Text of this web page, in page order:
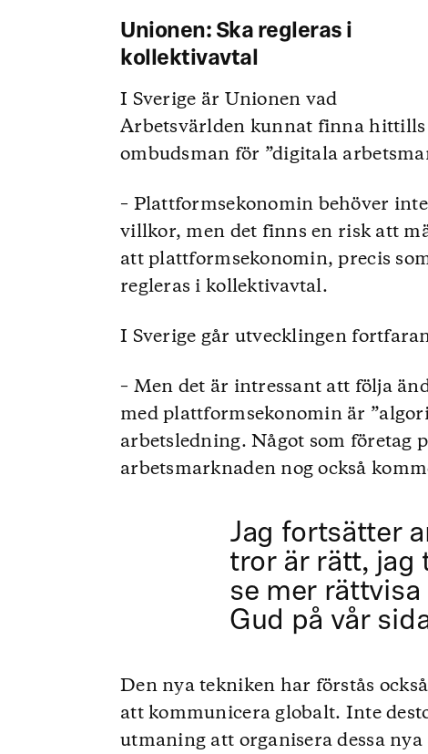
Unionen: Ska regleras i
kollektivavtal
I Sverige är Unionen vad
Arbetsvärlden kunnat finna
ombudsman för ”digitala
– Plattformsekonomin behöver
villkor, men det finns en risk att
att plattformsekonomin, precis
regleras i kollektivavtal.
I Sverige går utvecklingen
– Men det är intressant att följa
med plattformsekonomin är
arbetsledning. Något som företag
arbetsmarknaden nog också
Jag fortsätter
tror är rätt, jag
se mer
Gud på vår
Den nya tekniken har förstås
att kommunicera globalt. Inte
utmaning att organisera dessa